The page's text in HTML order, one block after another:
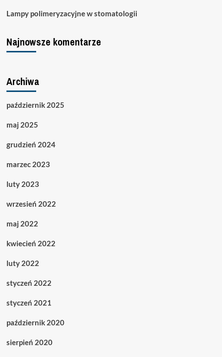
Lampy polimeryzacyjne w stomatologii
Najnowsze komentarze
Archiwa
październik 2025
maj 2025
grudzień 2024
marzec 2023
luty 2023
wrzesień 2022
maj 2022
kwiecień 2022
luty 2022
styczeń 2022
styczeń 2021
październik 2020
sierpień 2020